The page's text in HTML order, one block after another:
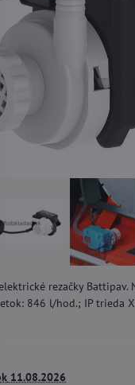
rezačky Battipav.
846 l/hod.; IP trieda
11.08.2026